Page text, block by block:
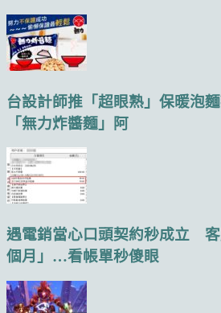
台設計師推「超眼熟」保暖泡
「無力炸醬麵」阿
遇電銷當心口頭契約秒成立 客
個月」…看帳單秒傻眼